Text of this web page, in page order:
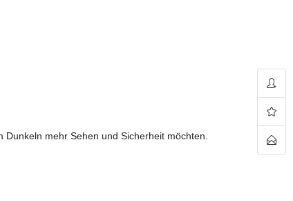
mehr Sehen und Sicherheit möchten.